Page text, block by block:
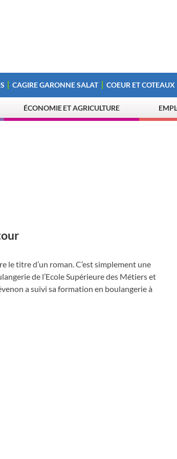
CAGIRE GARONNE SALAT COEUR ET
ÉCONOMIE ET AGRICULTURE
le titre d’un roman. C’est simplement une
de l’Ecole Supérieure des Métiers et
a suivi sa formation en boulangerie à